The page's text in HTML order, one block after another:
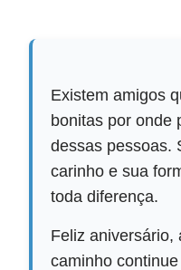
Existem amigos
bonitas por onde
dessas pessoas.
carinho e sua
toda diferença.
Feliz aniversário,
caminho